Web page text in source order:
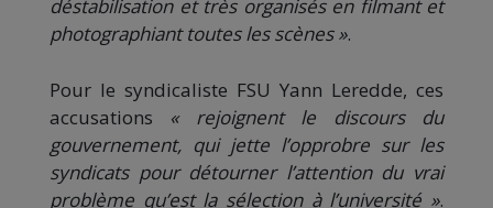
déstabilisation et très organisés en filmant et
photographiant toutes les scènes ».
Pour le syndicaliste FSU Yann Leredde, ces
accusations « rejoignent le discours du
gouvernement, qui jette l’opprobre sur les
syndicats pour détourner l’attention du vrai
problème qu’est la sélection à l’université ».